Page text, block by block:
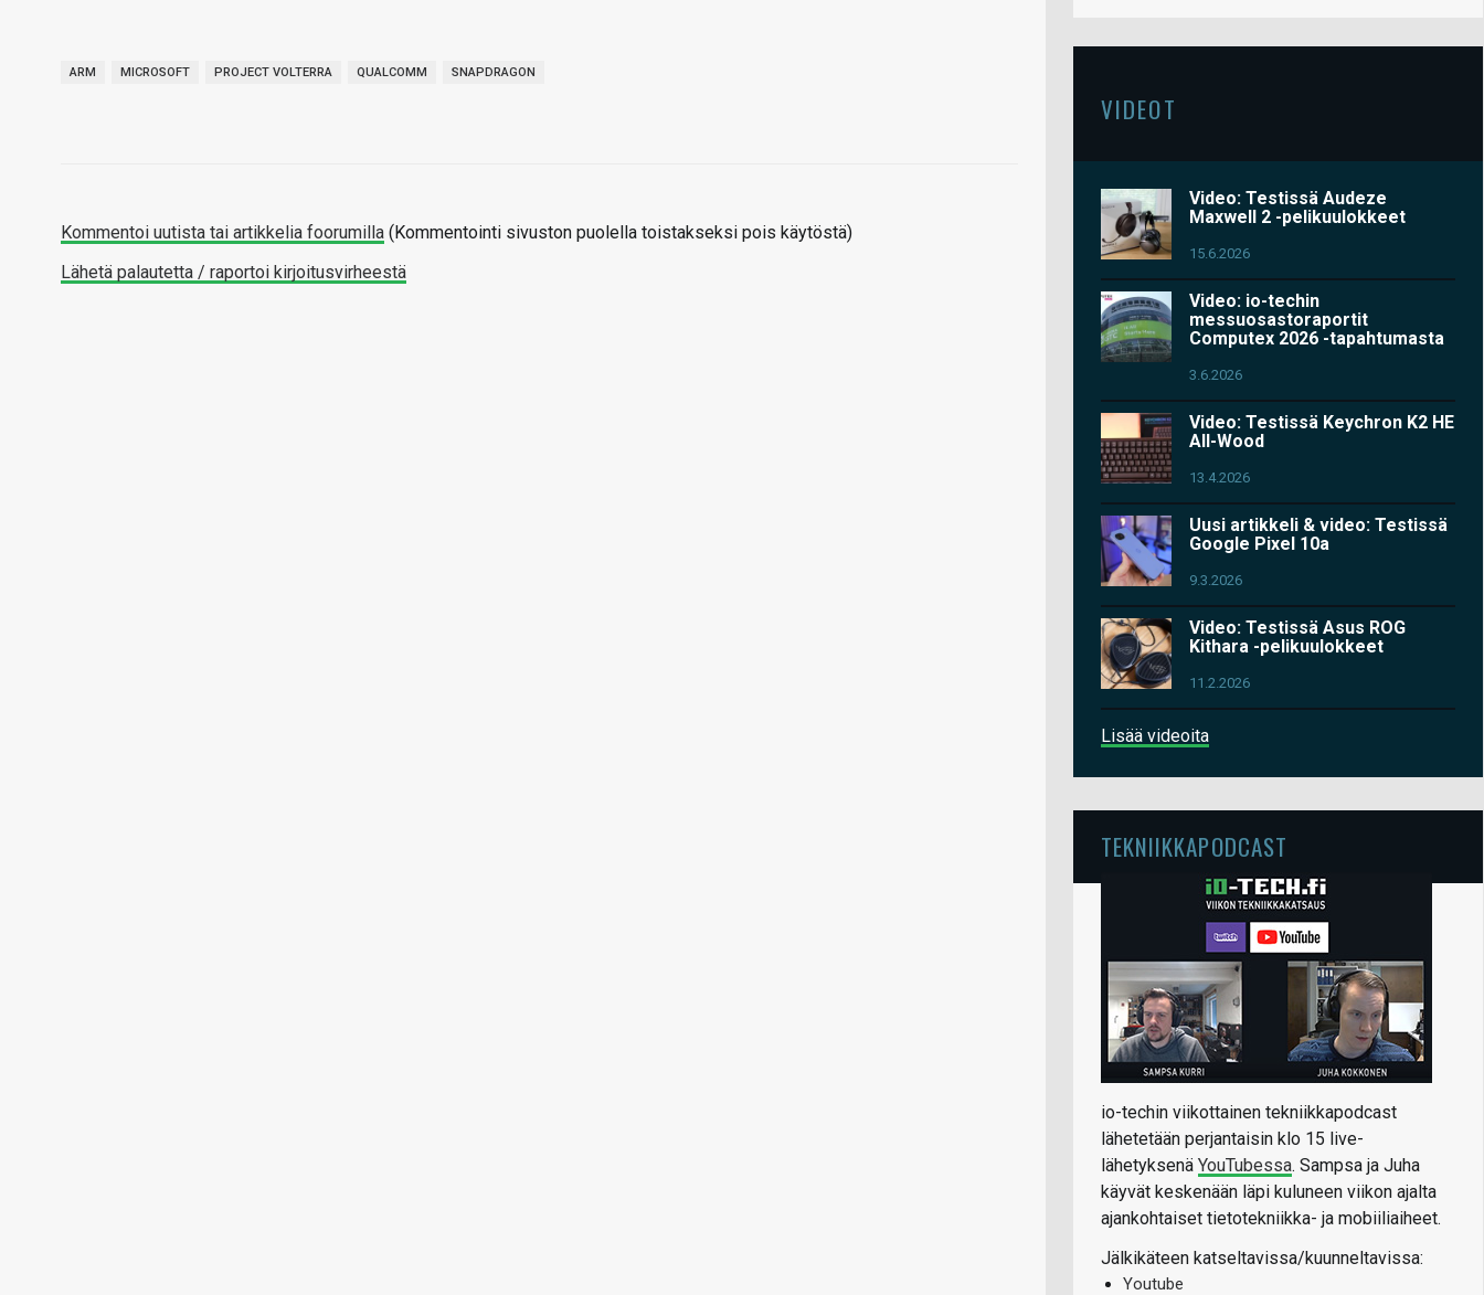
ARM MICROSOFT PROJECT VOLTERRA QUALCOMM SNAPDRAGON
Kommentoi uutista tai artikkelia foorumilla (Kommentointi sivuston puolella toistakseksi pois käytöstä)
Lähetä palautetta / raportoi kirjoitusvirheestä
VIDEOT
Video: Testissä Audeze
Maxwell 2 -pelikuulokkeet
15.6.2026
Video: io-techin
messuosastoraportit
Computex 2026 -tapahtumasta
3.6.2026
Video: Testissä Keychron K2 HE
All-Wood
13.4.2026
Uusi artikkeli & video: Testissä
Google Pixel 10a
9.3.2026
Video: Testissä Asus ROG
Kithara -pelikuulokkeet
11.2.2026
Lisää videoita
TEKNIIKKAPODCAST
io-techin viikottainen tekniikkapodcast
lähetetään perjantaisin klo 15 live-
lähetyksenä YouTubessa. Sampsa ja Juha
käyvät keskenään läpi kuluneen viikon ajalta
ajankohtaiset tietotekniikka- ja mobiiliaiheet.
Jälkikäteen katseltavissa/kuunneltavissa:
Youtube